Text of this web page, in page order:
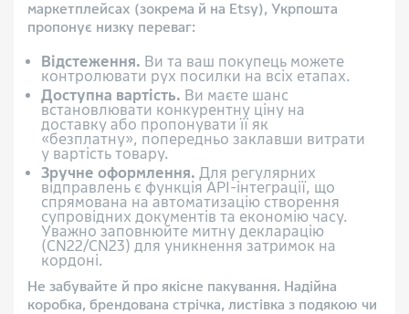
маркетплейсах (зокрема й на Etsy), Укрпошта
пропонує низку переваг:
Відстеження. Ви та ваш покупець можете
контролювати рух посилки на всіх етапах.
Доступна вартість. Ви маєте шанс
встановлювати конкурентну ціну на
доставку або пропонувати її як
«безплатну», попередньо заклавши витрати
у вартість товару.
Зручне оформлення. Для регулярних
відправлень є функція API-інтеграції, що
спрямована на автоматизацію створення
супровідних документів та економію часу.
Уважно заповнюйте митну декларацію
(CN22/CN23) для уникнення затримок на
кордоні.
Не забувайте й про якісне пакування. Надійна
коробка, брендована стрічка, листівка з подякою чи